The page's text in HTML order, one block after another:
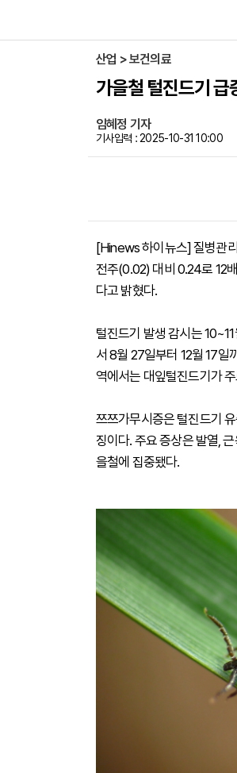
산업 > 보건의료
가을철 털진드기 급
임혜정 기자
기사입력 : 2025-10-31 10:00
[Hinews 하이뉴스] 질병관
전주(0.02) 대비 0.24로 12
다고 밝혔다.
털진드기 발생 감시는
서 8월 27일부터 12월 17일
역에서는 대잎털진드기가
쯔쯔가무시증은 털진드기
징이다. 주요 증상은 발열,
을철에 집중됐다.